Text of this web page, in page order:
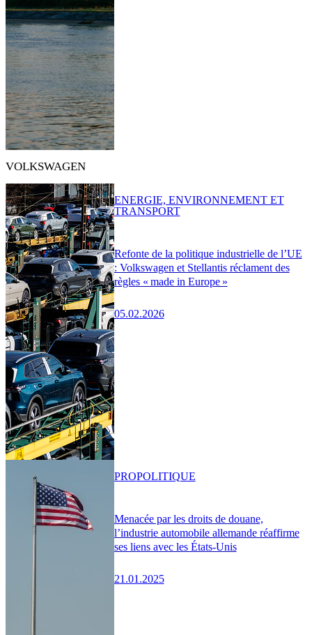
VOLKSWAGEN
Refonte de la politique industrielle de l’UE
: Volkswagen et Stellantis réclament des
règles « made in Europe »
05.02.2026
ENERGIE, ENVIRONNEMENT ET
TRANSPORT
Menacée par les droits de douane,
l’industrie automobile allemande réaffirme
ses liens avec les États-Unis
21.01.2025
PROPOLITIQUE